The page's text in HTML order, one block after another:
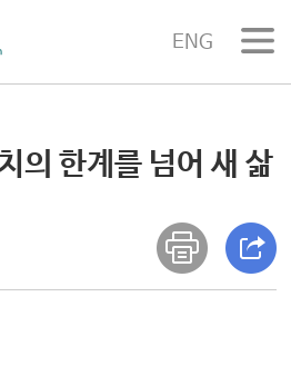
ENG
의 한계를 넘어 새 삶